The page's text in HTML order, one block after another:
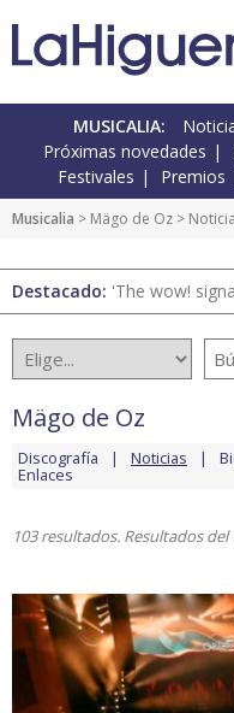
MUSICALIA:
Próximas novedades
Festivales
Premios
Musicalia > Mägo de Oz >
Destacado: 'The wow!
Mägo de Oz
Discografía Noticias
Enlaces
103 resultados. Resultados del